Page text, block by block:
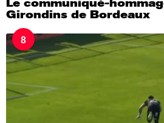
Le communiqué-
Girondins de Bordeaux
8